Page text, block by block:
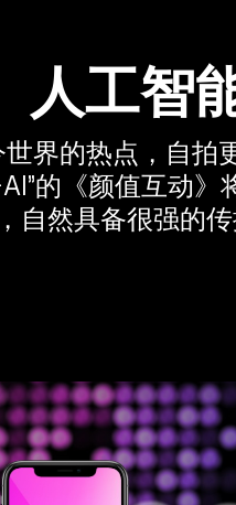
人工智
界的热点，自拍
的《颜值互动
自然具备很强的传